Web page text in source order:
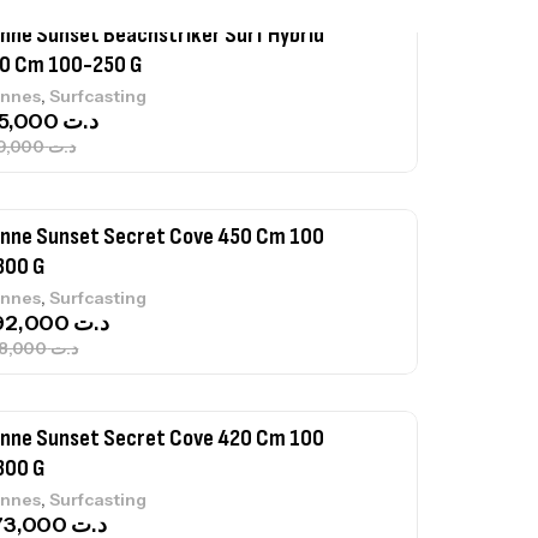
Sunset Beachstriker Surf Hybrid
Cm 100-250 G
, Surfcasting
د.ت239,000
د.ت
Sunset Secret Cove 450 Cm 100
G
, Surfcasting
د.ت768,000
د.ت
Sunset Secret Cove 420 Cm 100
G
, Surfcasting
د.ت